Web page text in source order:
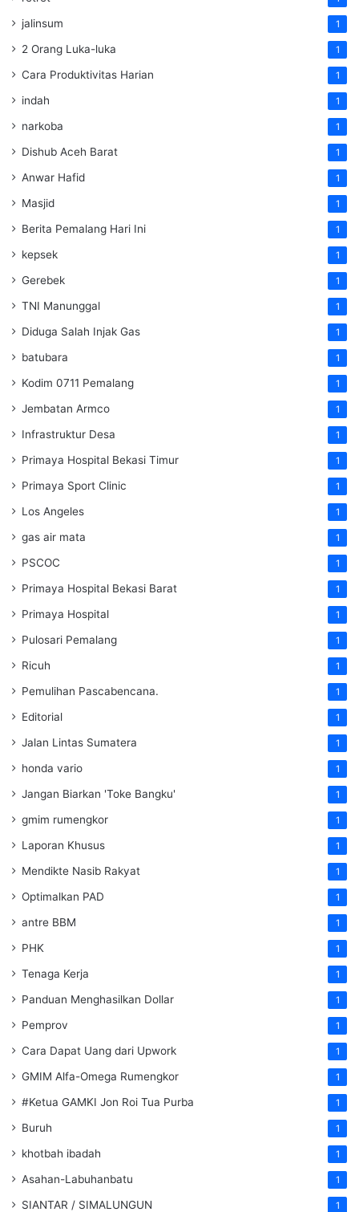
jalinsum 1
2 Orang Luka-luka 1
Cara Produktivitas Harian 1
indah 1
narkoba 1
Dishub Aceh Barat 1
Anwar Hafid 1
Masjid 1
Berita Pemalang Hari Ini 1
kepsek 1
Gerebek 1
TNI Manunggal 1
Diduga Salah Injak Gas 1
batubara 1
Kodim 0711 Pemalang 1
Jembatan Armco 1
Infrastruktur Desa 1
Primaya Hospital Bekasi Timur 1
Primaya Sport Clinic 1
Los Angeles 1
gas air mata 1
PSCOC 1
Primaya Hospital Bekasi Barat 1
Primaya Hospital 1
Pulosari Pemalang 1
Ricuh 1
Pemulihan Pascabencana. 1
Editorial 1
Jalan Lintas Sumatera 1
honda vario 1
Jangan Biarkan 'Toke Bangku' 1
gmim rumengkor 1
Laporan Khusus 1
Mendikte Nasib Rakyat 1
Optimalkan PAD 1
antre BBM 1
PHK 1
Tenaga Kerja 1
Panduan Menghasilkan Dollar 1
Pemprov 1
Cara Dapat Uang dari Upwork 1
GMIM Alfa-Omega Rumengkor 1
#Ketua GAMKI Jon Roi Tua Purba 1
Buruh 1
khotbah ibadah 1
Asahan-Labuhanbatu 1
SIANTAR / SIMALUNGUN 1